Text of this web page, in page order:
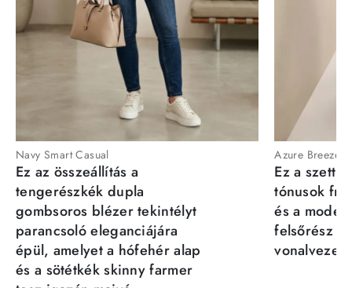
Navy Smart Casual
Ez az összeállítás a
tengerészkék dupla
gombsoros blézer tekintélyt
parancsoló eleganciájára
épül, amelyet a hófehér alap
és a sötétkék skinny farmer
Azure Breeze
Ez a szett
tónusok
és a
felsőrész